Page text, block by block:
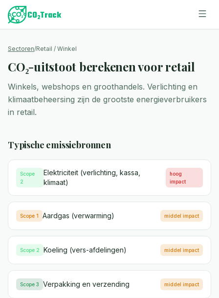
Sectoren/Retail / Winkel
CO₂-uitstoot berekenen voor retail
Winkels, webshops en groothandels. Verlichting en
klimaatbeheersing zijn de grootste energieverbruikers
in retail.
Typische emissiebronnen
Scope
2
Elektriciteit (verlichting, kassa,
klimaat)
hoog
impact
Scope 1 Aardgas (verwarming) middel impact
Scope 2 Koeling (vers-afdelingen) middel impact
Scope 3 Verpakking en verzending middel impact